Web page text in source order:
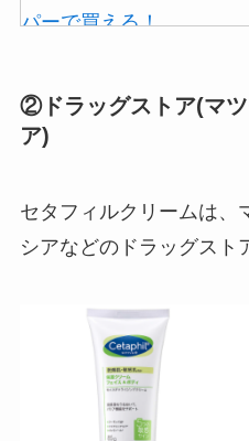
パーで買える！
やニトリ？
②ドラッグストア(マ
ア)
セタフィルクリームは、
シアなどのドラッグスト